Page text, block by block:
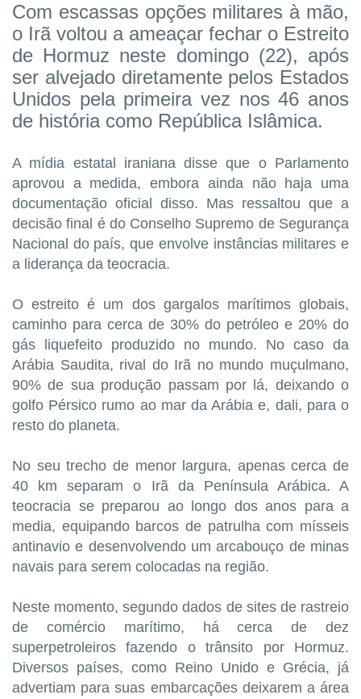
Com escassas opções militares à mão,
o Irã voltou a ameaçar fechar o Estreito
de Hormuz neste domingo (22), após
ser alvejado diretamente pelos Estados
Unidos pela primeira vez nos 46 anos
de história como República Islâmica.
A mídia estatal iraniana disse que o Parlamento
aprovou a medida, embora ainda não haja uma
documentação oficial disso. Mas ressaltou que a
decisão final é do Conselho Supremo de Segurança
Nacional do país, que envolve instâncias militares e
a liderança da teocracia.
O estreito é um dos gargalos marítimos globais,
caminho para cerca de 30% do petróleo e 20% do
gás liquefeito produzido no mundo. No caso da
Arábia Saudita, rival do Irã no mundo muçulmano,
90% de sua produção passam por lá, deixando o
golfo Pérsico rumo ao mar da Arábia e, dali, para o
resto do planeta.
No seu trecho de menor largura, apenas cerca de
40 km separam o Irã da Península Arábica. A
teocracia se preparou ao longo dos anos para a
media, equipando barcos de patrulha com mísseis
antinavio e desenvolvendo um arcabouço de minas
navais para serem colocadas na região.
Neste momento, segundo dados de sites de rastreio
de comércio marítimo, há cerca de dez
superpetroleiros fazendo o trânsito por Hormuz.
Diversos países, como Reino Unido e Grécia, já
advertiam para suas embarcações deixarem a área